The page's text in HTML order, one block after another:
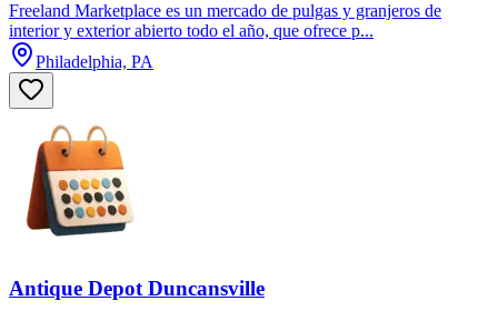
Freeland Marketplace es un mercado de pulgas y granjeros de
interior y exterior abierto todo el año, que ofrece p...
Philadelphia, PA
Antique Depot Duncansville